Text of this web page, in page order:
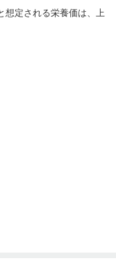
想定される栄養価は、上